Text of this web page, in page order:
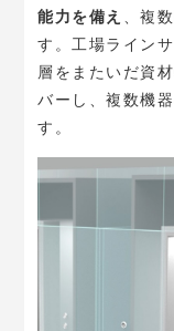
能力を備え 、複
す。工場ライン
層をまたいだ資
バーし、複数機
す。